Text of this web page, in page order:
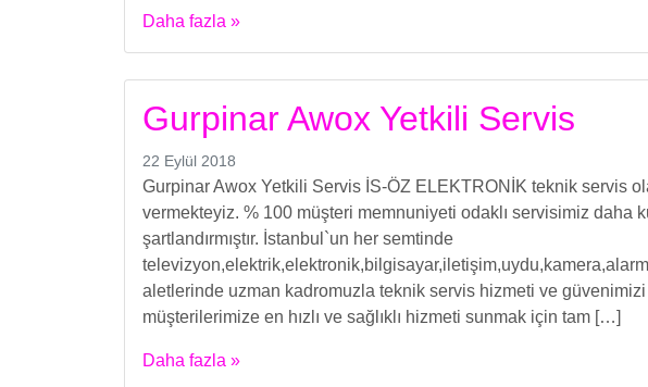
Daha fazla »
Gurpinar Awox Yetkili Servis
22 Eylül 2018
Gurpinar Awox Yetkili Servis İS-ÖZ ELEKTRONİK teknik servis
vermekteyiz. % 100 müşteri memnuniyeti odaklı servisimiz daha
şartlandırmıştır. İstanbul`un her semtinde
aletlerinde uzman kadromuzla teknik servis hizmeti ve
müşterilerimize en hızlı ve sağlıklı hizmeti sunmak için tam […]
Daha fazla »